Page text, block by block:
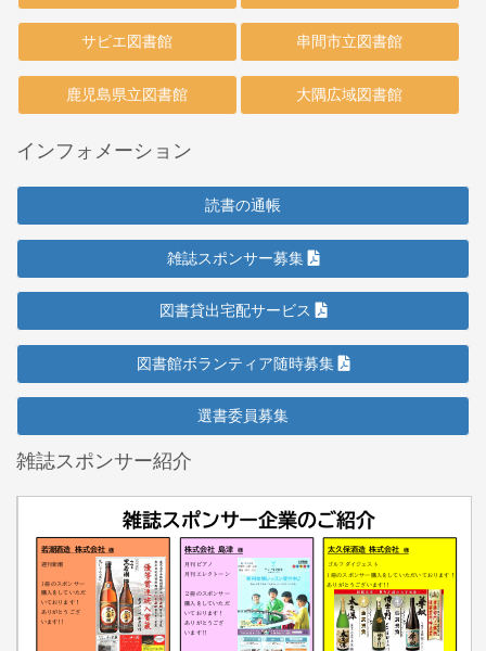
サピエ図書館
鹿児島県立図書館
串間市立図書館
大隅広域図書館
インフォメーション
読書の通帳
雑誌スポンサー募集
図書貸出宅配サービス
図書館ボランティア随時募集
選書委員募集
雑誌スポンサー紹介